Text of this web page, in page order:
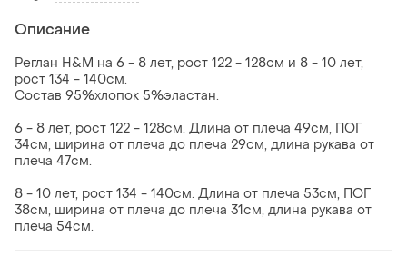
Описание
Реглан H&M на 6 - 8 лет, рост 122 - 128см и 8 - 10 лет,
рост 134 - 140см.
Состав 95%хлопок 5%эластан.
6 - 8 лет, рост 122 - 128см. Длина от плеча 49см, ПОГ
34см, ширина от плеча до плеча 29см, длина рукава от
плеча 47см.
8 - 10 лет, рост 134 - 140см. Длина от плеча 53см, ПОГ
38см, ширина от плеча до плеча 31см, длина рукава от
плеча 54см.